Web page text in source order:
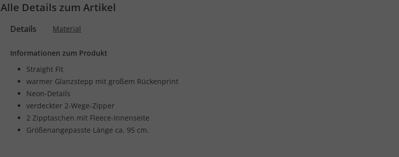
Alle Details zum Artikel
Details Material
Informationen zum Produkt
Straight Fit
warmer Glanzstepp mit großem Rückenprint
Neon-Details
verdeckter 2-Wege-Zipper
2 Zipptaschen mit Fleece-Innenseite
Größenangepasste Länge ca. 95 cm.